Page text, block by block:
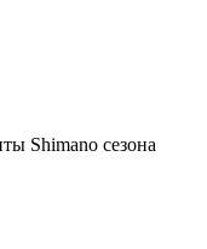
Shimano сезона